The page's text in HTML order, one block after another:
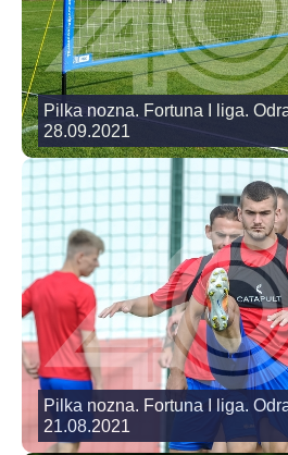
Pilka nozna. Fortuna I liga.
28.09.2021
Pilka nozna. Fortuna I liga.
21.08.2021